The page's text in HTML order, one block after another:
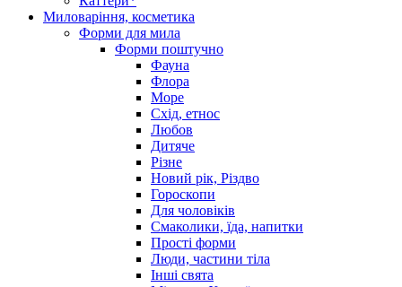
Миловаріння, косметика
Форми для мила
Форми поштучно
Фауна
Флора
Море
Схід, етнос
Любов
Дитяче
Різне
Новий рік, Різдво
Гороскопи
Для чоловіків
Смаколики, їда, напитки
Прості форми
Люди, частини тіла
Інші свята